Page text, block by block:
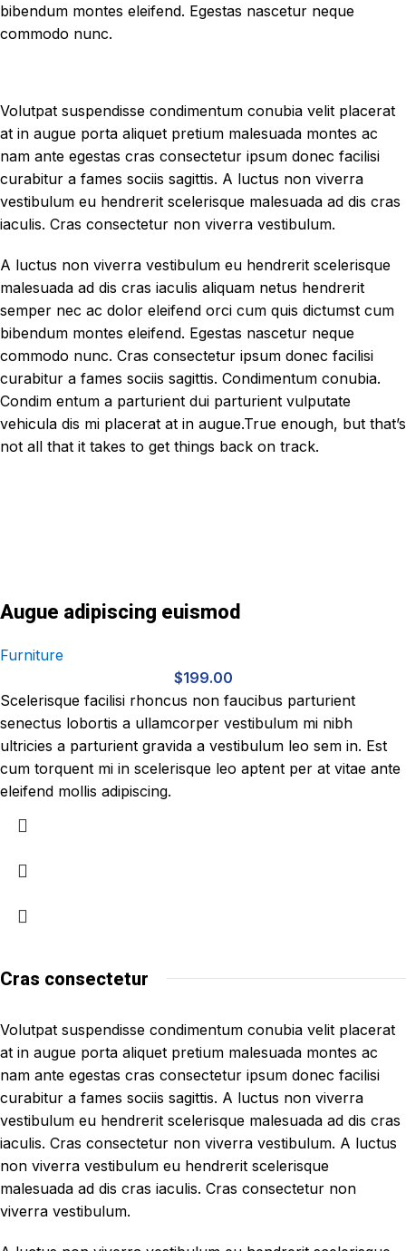
bibendum montes eleifend. Egestas nascetur neque
commodo nunc.
Volutpat suspendisse condimentum conubia velit placerat
at in augue porta aliquet pretium malesuada montes ac
nam ante egestas cras consectetur ipsum donec facilisi
curabitur a fames sociis sagittis. A luctus non viverra
vestibulum eu hendrerit scelerisque malesuada ad dis cras
iaculis. Cras consectetur non viverra vestibulum.
A luctus non viverra vestibulum eu hendrerit scelerisque
malesuada ad dis cras iaculis aliquam netus hendrerit
semper nec ac dolor eleifend orci cum quis dictumst cum
bibendum montes eleifend. Egestas nascetur neque
commodo nunc. Cras consectetur ipsum donec facilisi
curabitur a fames sociis sagittis. Condimentum conubia.
Condim entum a parturient dui parturient vulputate
vehicula dis mi placerat at in augue.True enough, but that’s
not all that it takes to get things back on track.
Augue adipiscing euismod
Furniture
$199.00
Scelerisque facilisi rhoncus non faucibus parturient
senectus lobortis a ullamcorper vestibulum mi nibh
ultricies a parturient gravida a vestibulum leo sem in. Est
cum torquent mi in scelerisque leo aptent per at vitae ante
eleifend mollis adipiscing.
Cras consectetur
Volutpat suspendisse condimentum conubia velit placerat
at in augue porta aliquet pretium malesuada montes ac
nam ante egestas cras consectetur ipsum donec facilisi
curabitur a fames sociis sagittis. A luctus non viverra
vestibulum eu hendrerit scelerisque malesuada ad dis cras
iaculis. Cras consectetur non viverra vestibulum. A luctus
non viverra vestibulum eu hendrerit scelerisque
malesuada ad dis cras iaculis. Cras consectetur non
viverra vestibulum.